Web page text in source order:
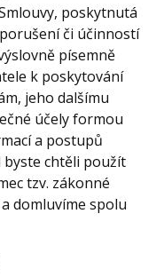
poskytnutá
či účinností
písemně
k poskytování
jeho dalšímu
účely formou
a postupů
byste chtěli použít
tzv. zákonné
domluvíme spolu